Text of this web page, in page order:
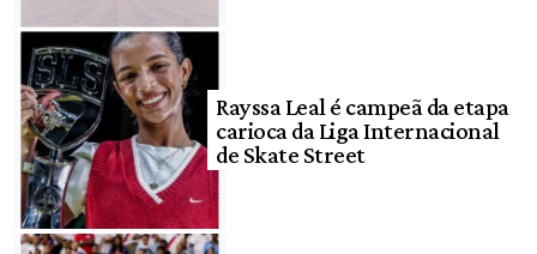
Rayssa Leal é campeã da etapa
carioca da Liga Internacional
de Skate Street